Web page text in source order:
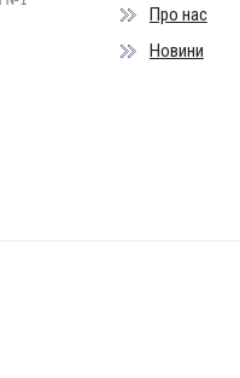
Про нас
Новини